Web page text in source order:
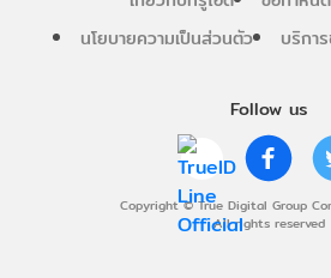
Follow us
Copyright © True Digital Group
All rights reserved
นโยบายความเป็นส่วนตัว
บริกา